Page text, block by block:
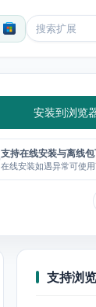
安装到浏览
支持在线安装与离线
在线安装如遇异常可使
支持浏